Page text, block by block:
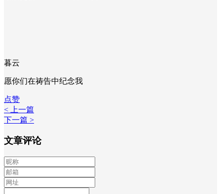
暮云
愿你们在祷告中纪念我
点赞
< 上一篇
下一篇 >
文章评论